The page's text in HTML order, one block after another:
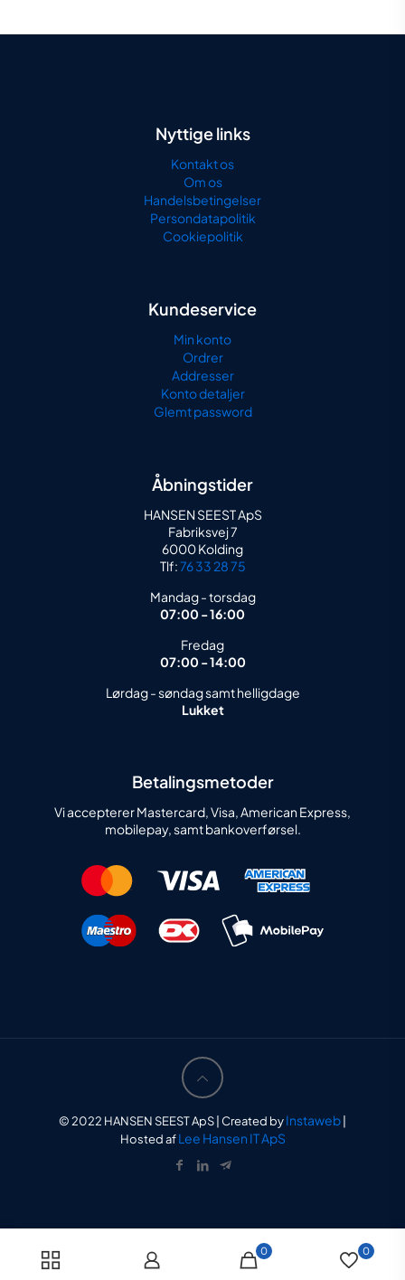
Nyttige links
Kontakt os
Om os
Handelsbetingelser
Persondatapolitik
Cookiepolitik
Kundeservice
Min konto
Ordrer
Addresser
Konto detaljer
Glemt password
Åbningstider
HANSEN SEEST ApS
Fabriksvej 7
6000 Kolding
Tlf:76 33 28 75
Mandag - torsdag
07:00 - 16:00
Fredag
07:00 - 14:00
Lørdag - søndag samt helligdage
Lukket
Betalingsmetoder
Vi accepterer Mastercard, Visa, American Express,
mobilepay, samt bankoverførsel.
© 2022 HANSEN SEEST ApS | Created byInstaweb
Hosted afLee Hansen IT ApS
0 0